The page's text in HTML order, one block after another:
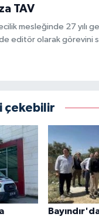
TAV
mesleğinde 27 yılı
editör olarak görevini
çekebilir